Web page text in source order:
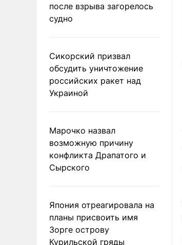
после взрыва загорелось
судно
Сикорский призвал
обсудить уничтожение
российских ракет над
Украиной
Марочко назвал
возможную причину
конфликта Драпатого и
Сырского
Япония отреагировала на
планы присвоить имя
Зорге острову
Курильской гряды